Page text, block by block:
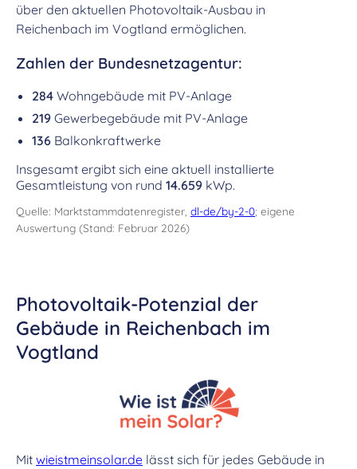
über den aktuellen Photovoltaik-Ausbau in
Reichenbach im Vogtland ermöglichen.
Zahlen der Bundesnetzagentur:
284 Wohngebäude mit PV-Anlage
219 Gewerbegebäude mit PV-Anlage
136 Balkonkraftwerke
Insgesamt ergibt sich eine aktuell installierte
Gesamtleistung von rund 14.659 kWp.
Quelle: Marktstammdatenregister, dl-de/by-2-0; eigene
Auswertung (Stand: Februar 2026)
Photovoltaik-Potenzial der
Gebäude in Reichenbach im
Vogtland
Mit wieistmeinsolar.de lässt sich für jedes Gebäude in